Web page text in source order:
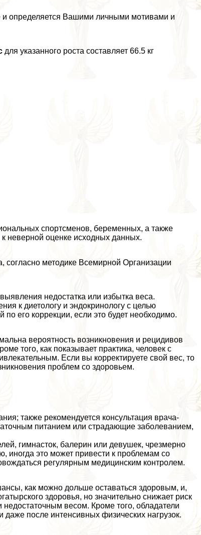
и определяется Вашими личными мотивами и
для указанного роста составляет 66.5 кг
спортсменов, беременных, а также
неверной оценке исходных данных.
согласно методике Всемирной Организации
недостатка или избытка веса.
к диетологу и эндокринологу с целью
его коррекции, если это будет необходимо.
вероятность возникновения и рецидивов
того, как показывает пpaктика, человек с
Если вы корректируете свой вес, то
проблем со здоровьем.
также рекомендуется консультация врача-
питанием или страдающие заболеванием,
гимнасток, балерин или дeвyшек, чрезмерно
иногда это может привести к проблемам со
регулярным медицинским контролем.
как можно дольше оставаться здоровым, и,
здоровья, но значительно снижает риск
весом. Кроме того, обладатели
после интенсивных физических нагрузок.